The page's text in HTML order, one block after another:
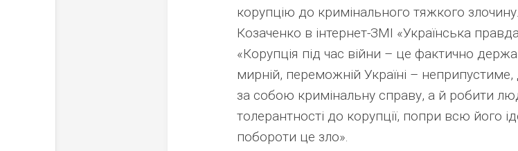
корупцію до кримінального тяжкого
Козаченко в інтернет-ЗМІ «Українська
«Корупція під час війни – це фактично
мирній, переможній Україні –
за собою кримінальну справу, а й робити
толерантності до корупції, попри всю його
побороти це зло».